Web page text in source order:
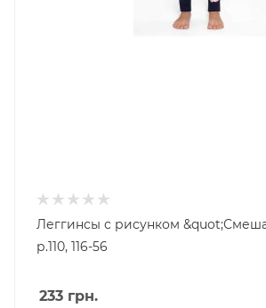
Леггинсы с рисунком &quot;Смешарики&quot;,
р.110, 116-56
233 грн.